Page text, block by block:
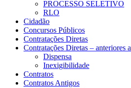
PROCESSO SELETIVO
RLO
Cidadão
Concursos Públicos
Contratações Diretas
Contratações Diretas – anteriores
Dispensa
Inexigibilidade
Contratos
Contratos Antigos